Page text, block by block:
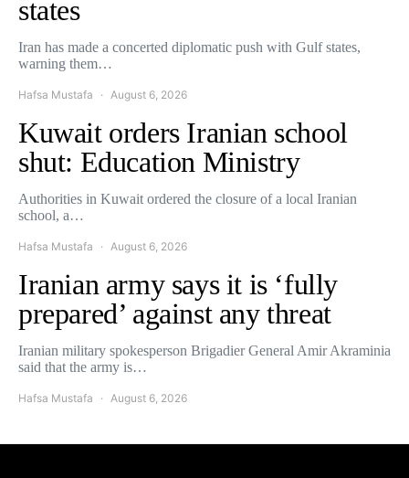
states
Iran has made a concerted diplomatic push with Gulf states,
warning them…
Hafsa Mustafa August 6, 2026
Kuwait orders Iranian school
shut: Education Ministry
Authorities in Kuwait ordered the closure of a local Iranian
school, a…
Hafsa Mustafa August 6, 2026
Iranian army says it is ‘fully
prepared’ against any threat
Iranian military spokesperson Brigadier General Amir Akraminia
said that the army is…
Hafsa Mustafa August 6, 2026